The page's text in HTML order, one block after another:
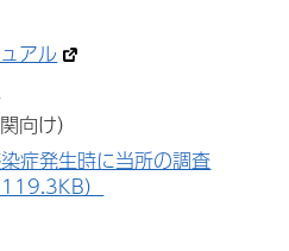
アル
向け）
症発生時に当所の調査
）